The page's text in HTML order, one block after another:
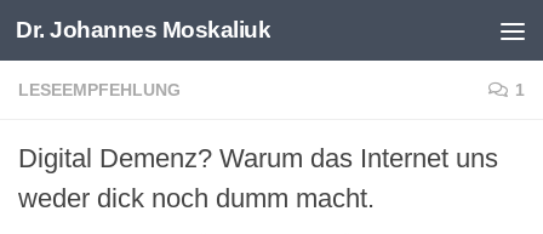
Zum Inhalt springen
Dr. Johannes Moskaliuk
LESEEMPFEHLUNG 1
Digital Demenz? Warum das Internet uns
weder dick noch dumm macht.